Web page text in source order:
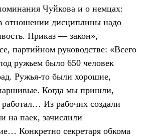
Чуйкова и о немцах:
отношении дисциплины надо
Приказ — закон»,
партийном руководстве: «Всего
ружьем было 650 человек
Ружья-то были хорошие,
Когда мы пришли,
Из рабочих создали
на паек, зачислили
Конкретно секретаря обкома